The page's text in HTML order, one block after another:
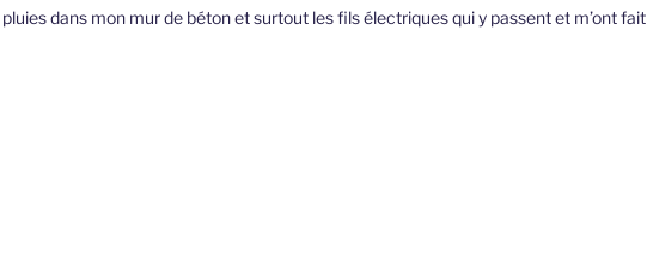
dans mon mur de béton et surtout les fils électriques qui y passent et m’ont fait